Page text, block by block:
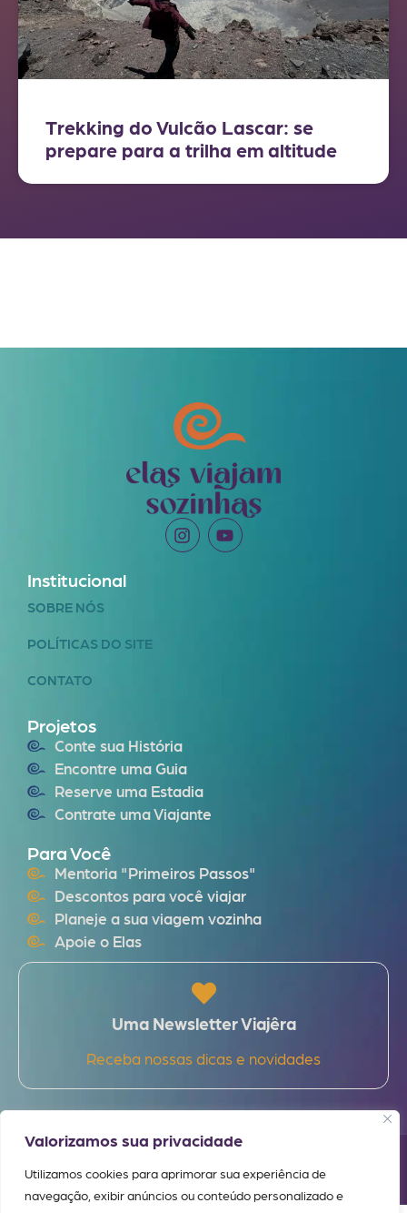
Valorizamos sua privacidade
Utilizamos cookies para aprimorar sua experiência de
navegação, exibir anúncios ou conteúdo personalizado e
Trekking do Vulcão Lascar: se
prepare para a trilha em altitude
Institucional
SOBRE NÓS
POLÍTICAS DO SITE
CONTATO
Projetos
Conte sua História
Encontre uma Guia
Reserve uma Estadia
Contrate uma Viajante
Para Você
Mentoria "Primeiros Passos"
Descontos para você viajar
Planeje a sua viagem vozinha
Apoie o Elas
Uma Newsletter Viajêra
Receba nossas dicas e novidades
Elas Viajam Sozinhas. Todos os Direitos Reservados. 5 de agosto de
2026